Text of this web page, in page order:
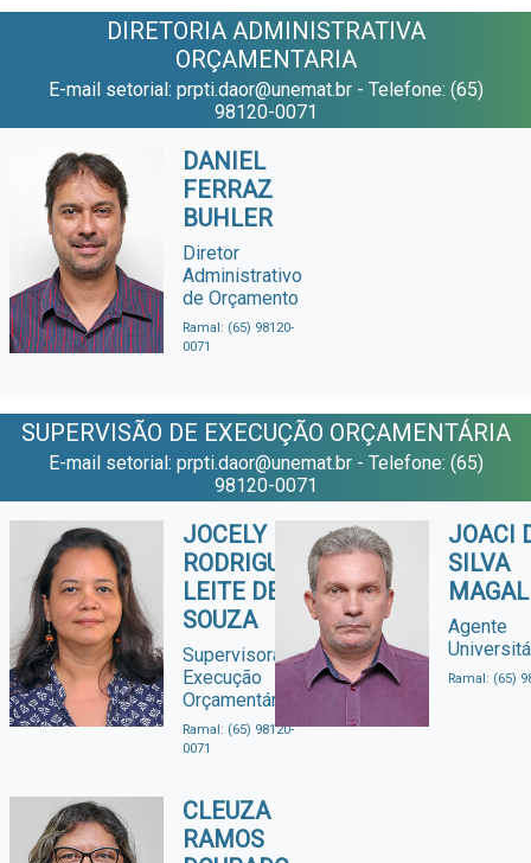
DIRETORIA ADMINISTRATIVA
ORÇAMENTARIA
E-mail setorial: prpti.daor@unemat.br - Telefone: (65)
98120-0071
DANIEL
FERRAZ
BUHLER
Diretor
Administrativo
de Orçamento
Ramal: (65) 98120-
0071
SUPERVISÃO DE EXECUÇÃO ORÇAMENTÁRIA
E-mail setorial: prpti.daor@unemat.br - Telefone: (65)
98120-0071
JOCELY
RODRIGUES
LEITE DE
SOUZA
Supervisora de
Execução
Orçamentária
Ramal: (65) 98120-
0071
JOACI
SILVA
Agente
Ramal: (65)
CLEUZA
RAMOS